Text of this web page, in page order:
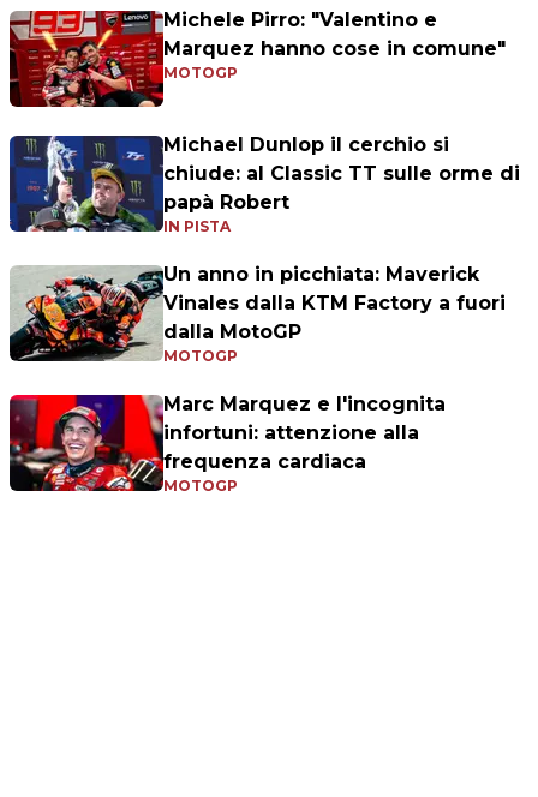
Michele Pirro: "Valentino e
Marquez hanno cose in comune"
MOTOGP
Michael Dunlop il cerchio si
chiude: al Classic TT sulle orme di
papà Robert
IN PISTA
Un anno in picchiata: Maverick
Vinales dalla KTM Factory a fuori
dalla MotoGP
MOTOGP
Marc Marquez e l'incognita
infortuni: attenzione alla
frequenza cardiaca
MOTOGP